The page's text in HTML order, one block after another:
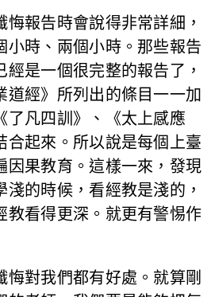
報告時會說得非常詳細，
小時、兩個小時。那些報告
是一個很完整的報告了，
道經》所列出的條目一一加
了凡四訓》、《太上感應
合起來。所以說是每個上臺
因果教育。這樣一來，發現
的時候，看經教是淺的，
教看得更深。就更有警惕作
悔對我們都有好處。就算剛